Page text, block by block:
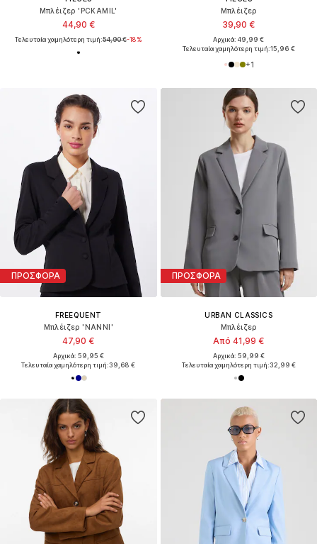
Μπλέιζερ 'PCKAMIL'
44,90 €
Τελευταία χαμηλότερη τιμή:54,90 €-18%
Μπλέιζερ
39,90 €
Αρχικά: 49,99 €
Τελευταία χαμηλότερη τιμή:15,96 €
+1
ΠΡΟΣΦΟΡΑ
FREEQUENT
Μπλέιζερ 'NANNI'
47,90 €
Αρχικά: 59,95 €
Τελευταία χαμηλότερη τιμή:39,68 €
ΠΡΟΣΦΟΡΑ
URBAN CLASSICS
Μπλέιζερ
Από 41,99 €
Αρχικά: 59,99 €
Τελευταία χαμηλότερη τιμή:32,99 €